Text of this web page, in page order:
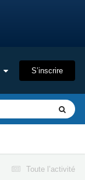
S’inscrire
Toute l’activité